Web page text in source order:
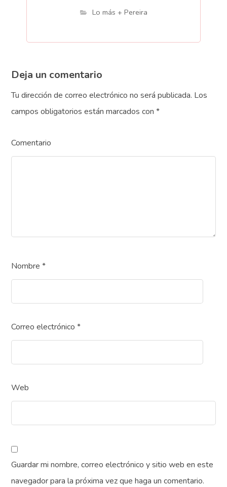
Lo más + Pereira
Deja un comentario
Tu dirección de correo electrónico no será publicada. Los
campos obligatorios están marcados con*
Comentario
Nombre*
Correo electrónico*
Web
Guardar mi nombre, correo electrónico y sitio web en este
navegador para la próxima vez que haga un comentario.